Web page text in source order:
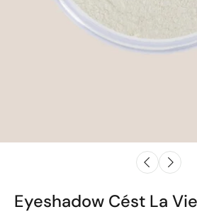
Eyeshadow Cést La Vie